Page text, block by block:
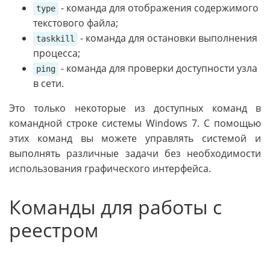
type - команда для отображения содержимого
текстового файла;
taskkill
- команда для остановки выполнения
процесса;
ping - команда для проверки доступности узла
в сети.
Это только некоторые из доступных команд в
командной строке системы Windows 7. С помощью
этих команд вы можете управлять системой и
выполнять различные задачи без необходимости
использования графического интерфейса.
Команды для работы с
реестром